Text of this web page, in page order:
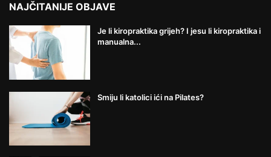
NAJČITANIJE OBJAVE
Je li kiropraktika grijeh? I jesu li kiropraktika i
manualna...
Smiju li katolici ići na Pilates?